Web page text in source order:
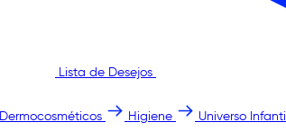
Lista de Desejos
Dermocosméticos Higiene Universo Infantil